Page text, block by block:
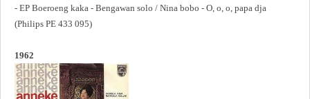
- EP Boeroeng kaka - Bengawan solo / Nina bobo - O, o, o, papa dja
(Philips PE 433 095)
1962